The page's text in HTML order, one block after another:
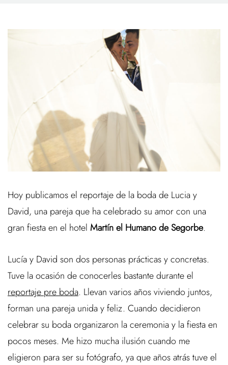
Hoy publicamos el reportaje de la boda de Lucia y
David, una pareja que ha celebrado su amor con una
gran fiesta en el hotel Martín el Humano de Segorbe.
Lucía y David son dos personas prácticas y concretas.
Tuve la ocasión de conocerles bastante durante el
reportaje pre boda. Llevan varios años viviendo juntos,
forman una pareja unida y feliz. Cuando decidieron
celebrar su boda organizaron la ceremonia y la fiesta en
pocos meses. Me hizo mucha ilusión cuando me
eligieron para ser su fotógrafo, ya que años atrás tuve el